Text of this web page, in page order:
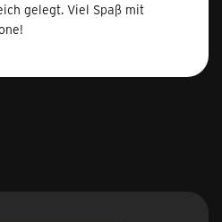
gelegt. Viel Spaß mit